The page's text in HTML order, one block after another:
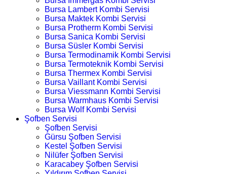
Bursa Lambert Kombi Servisi
Bursa Maktek Kombi Servisi
Bursa Protherm Kombi Servisi
Bursa Sanica Kombi Servisi
Bursa Süsler Kombi Servisi
Bursa Termodinamik Kombi Servisi
Bursa Termoteknik Kombi Servisi
Bursa Thermex Kombi Servisi
Bursa Vaillant Kombi Servisi
Bursa Viessmann Kombi Servisi
Bursa Warmhaus Kombi Servisi
Bursa Wolf Kombi Servisi
Şofben Servisi
Şofben Servisi
Gürsu Şofben Servisi
Kestel Şofben Servisi
Nilüfer Şofben Servisi
Karacabey Şofben Servisi